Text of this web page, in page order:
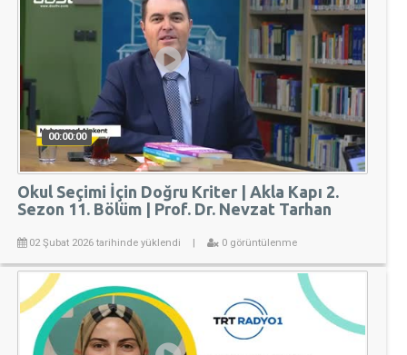
00:00:00
Okul Seçimi İçin Doğru Kriter | Akla Kapı 2.
Sezon 11. Bölüm | Prof. Dr. Nevzat Tarhan
02 Şubat 2026 tarihinde yüklendi | 0 görüntülenme